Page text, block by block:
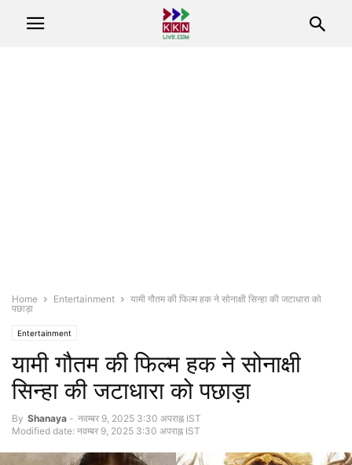
Home Entertainment
यामी गौतम की फिल्म हक ने सोनाक्षी सिन्हा की जटाधारा को
पछाड़ा
Entertainment
यामी गौतम की फिल्म हक ने सोनाक्षी
सिन्हा की जटाधारा को पछाड़ा
By Shanaya - नवम्बर 9, 2025 3:30 अपराह्न IST
Modified date: नवम्बर 9, 2025 3:30 अपराह्न IST